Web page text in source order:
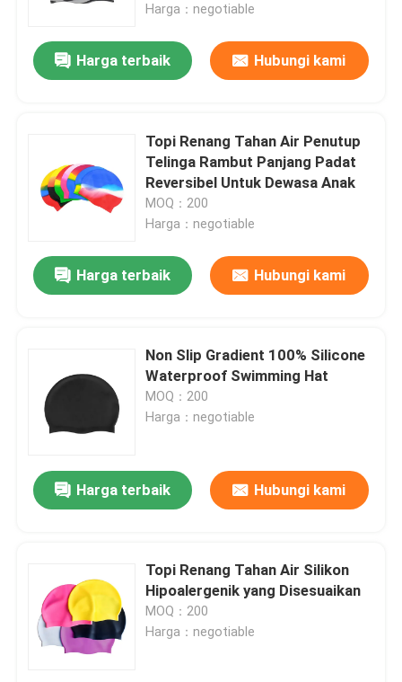
Harga：negotiable
Harga terbaik Hubungi kami
Topi Renang Tahan Air Penutup
Telinga Rambut Panjang Padat
Reversibel Untuk Dewasa Anak
MOQ：200
Harga：negotiable
Harga terbaik Hubungi kami
Non Slip Gradient 100% Silicone
Waterproof Swimming Hat
MOQ：200
Harga：negotiable
Harga terbaik Hubungi kami
Topi Renang Tahan Air Silikon
Hipoalergenik yang Disesuaikan
MOQ：200
Harga：negotiable